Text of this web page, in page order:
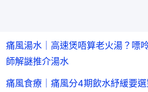
痛風湯水｜高速煲唔算老火湯？嘌
師解謎推介湯水
痛風食療｜痛風分4期飲水紓緩要